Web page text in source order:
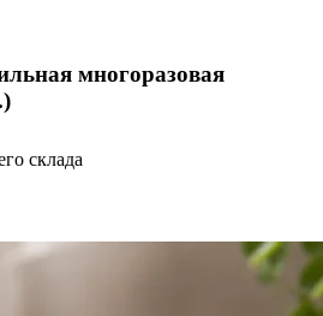
многоразовая
склада